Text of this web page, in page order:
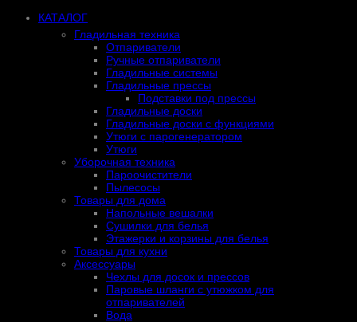
КАТАЛОГ
Гладильная техника
Отпариватели
Ручные отпариватели
Гладильные системы
Гладильные прессы
Подставки под прессы
Гладильные доски
Гладильные доски с функциями
Утюги с парогенератором
Утюги
Уборочная техника
Пароочистители
Пылесосы
Товары для дома
Напольные вешалки
Сушилки для белья
Этажерки и корзины для белья
Товары для кухни
Аксессуары
Чехлы для досок и прессов
Паровые шланги с утюжком для
отпаривателей
Вода